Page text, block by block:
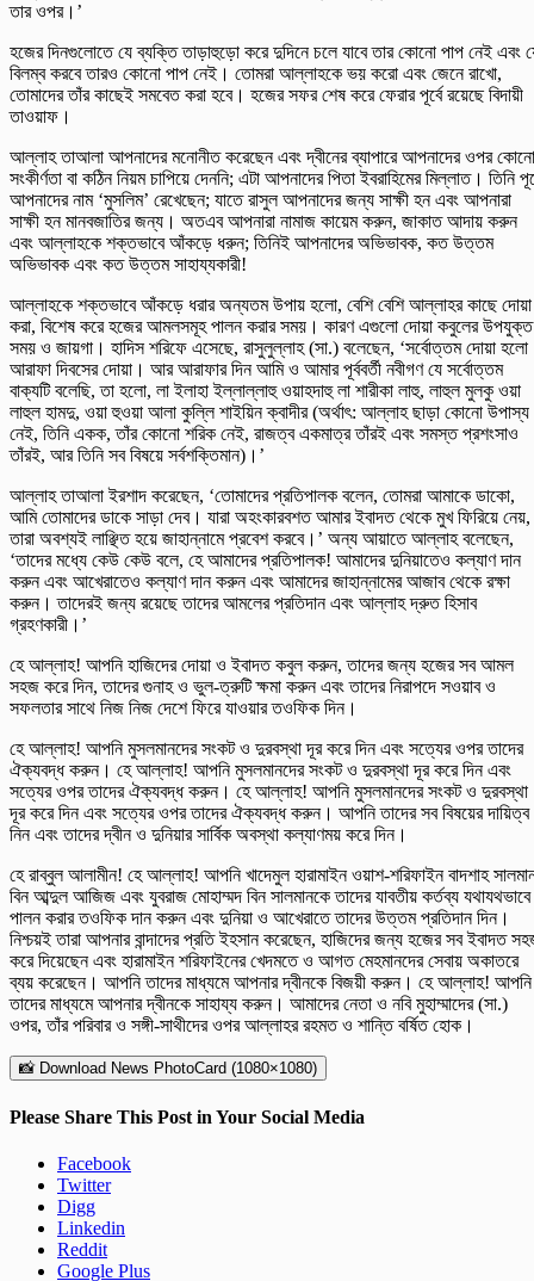
তার ওপর।’
হজের দিনগুলোতে যে ব্যক্তি তাড়াহুড়ো করে দুদিনে চলে যাবে তার কোনো পাপ নেই এবং
বিলম্ব করবে তারও কোনো পাপ নেই। তোমরা আল্লাহকে ভয় করো এবং জেনে রাখো,
তোমাদের তাঁর কাছেই সমবেত করা হবে। হজের সফর শেষ করে ফেরার পূর্বে রয়েছে বিদায়ী
তাওয়াফ।
আল্লাহ তাআলা আপনাদের মনোনীত করেছেন এবং দ্বীনের ব্যাপারে আপনাদের ওপর কোনো
সংকীর্ণতা বা কঠিন নিয়ম চাপিয়ে দেননি; এটা আপনাদের পিতা ইবরাহিমের মিল্লাত। তিনি
আপনাদের নাম ‘মুসলিম’ রেখেছেন; যাতে রাসুল আপনাদের জন্য সাক্ষী হন এবং আপনারা
সাক্ষী হন মানবজাতির জন্য। অতএব আপনারা নামাজ কায়েম করুন, জাকাত আদায় করুন
এবং আল্লাহকে শক্তভাবে আঁকড়ে ধরুন; তিনিই আপনাদের অভিভাবক, কত উত্তম
অভিভাবক এবং কত উত্তম সাহায্যকারী!
আল্লাহকে শক্তভাবে আঁকড়ে ধরার অন্যতম উপায় হলো, বেশি বেশি আল্লাহর কাছে দোয়া
করা, বিশেষ করে হজের আমলসমূহ পালন করার সময়। কারণ এগুলো দোয়া কবুলের উপযুক্ত
সময় ও জায়গা। হাদিস শরিফে এসেছে, রাসুলুল্লাহ (সা.) বলেছেন, ‘সর্বোত্তম দোয়া হলো
আরাফা দিবসের দোয়া। আর আরাফার দিন আমি ও আমার পূর্ববর্তী নবীগণ যে সর্বোত্তম
বাক্যটি বলেছি, তা হলো, লা ইলাহা ইল্লাল্লাহু ওয়াহদাহু লা শারীকা লাহু, লাহুল মুলকু ওয়া
লাহুল হামদু, ওয়া হুওয়া আলা কুল্লি শাইয়িন ক্বাদীর (অর্থাৎ: আল্লাহ ছাড়া কোনো উপাস্য
নেই, তিনি একক, তাঁর কোনো শরিক নেই, রাজত্ব একমাত্র তাঁরই এবং সমস্ত প্রশংসাও
তাঁরই, আর তিনি সব বিষয়ে সর্বশক্তিমান)।’
আল্লাহ তাআলা ইরশাদ করেছেন, ‘তোমাদের প্রতিপালক বলেন, তোমরা আমাকে ডাকো,
আমি তোমাদের ডাকে সাড়া দেব। যারা অহংকারবশত আমার ইবাদত থেকে মুখ ফিরিয়ে নেয়,
তারা অবশ্যই লাঞ্ছিত হয়ে জাহান্নামে প্রবেশ করবে।’ অন্য আয়াতে আল্লাহ বলেছেন,
‘তাদের মধ্যে কেউ কেউ বলে, হে আমাদের প্রতিপালক! আমাদের দুনিয়াতেও কল্যাণ দান
করুন এবং আখেরাতেও কল্যাণ দান করুন এবং আমাদের জাহান্নামের আজাব থেকে রক্ষা
করুন। তাদেরই জন্য রয়েছে তাদের আমলের প্রতিদান এবং আল্লাহ দ্রুত হিসাব
গ্রহণকারী।’
হে আল্লাহ! আপনি হাজিদের দোয়া ও ইবাদত কবুল করুন, তাদের জন্য হজের সব আমল
সহজ করে দিন, তাদের গুনাহ ও ভুল-ত্রুটি ক্ষমা করুন এবং তাদের নিরাপদে সওয়াব ও
সফলতার সাথে নিজ নিজ দেশে ফিরে যাওয়ার তওফিক দিন।
হে আল্লাহ! আপনি মুসলমানদের সংকট ও দুরবস্থা দূর করে দিন এবং সত্যের ওপর তাদের
ঐক্যবদ্ধ করুন। হে আল্লাহ! আপনি মুসলমানদের সংকট ও দুরবস্থা দূর করে দিন এবং
সত্যের ওপর তাদের ঐক্যবদ্ধ করুন। হে আল্লাহ! আপনি মুসলমানদের সংকট ও দুরবস্থা
দূর করে দিন এবং সত্যের ওপর তাদের ঐক্যবদ্ধ করুন। আপনি তাদের সব বিষয়ের দায়িত্ব
নিন এবং তাদের দ্বীন ও দুনিয়ার সার্বিক অবস্থা কল্যাণময় করে দিন।
হে রাব্বুল আলামীন! হে আল্লাহ! আপনি খাদেমুল হারামাইন ওয়াশ-শরিফাইন বাদশাহ
বিন আব্দুল আজিজ এবং যুবরাজ মোহাম্মদ বিন সালমানকে তাদের যাবতীয় কর্তব্য যথাযথভাবে
পালন করার তওফিক দান করুন এবং দুনিয়া ও আখেরাতে তাদের উত্তম প্রতিদান দিন।
নিশ্চয়ই তারা আপনার বান্দাদের প্রতি ইহসান করেছেন, হাজিদের জন্য হজের সব ইবাদত
করে দিয়েছেন এবং হারামাইন শরিফাইনের খেদমতে ও আগত মেহমানদের সেবায় অকাতরে
ব্যয় করেছেন। আপনি তাদের মাধ্যমে আপনার দ্বীনকে বিজয়ী করুন। হে আল্লাহ! আপনি
তাদের মাধ্যমে আপনার দ্বীনকে সাহায্য করুন। আমাদের নেতা ও নবি মুহাম্মাদের (সা.)
ওপর, তাঁর পরিবার ও সঙ্গী-সাথীদের ওপর আল্লাহর রহমত ও শান্তি বর্ষিত হোক।
📸 Download News PhotoCard (1080×1080)
Please Share This Post in Your Social Media
Facebook
Twitter
Digg
Linkedin
Reddit
Google Plus